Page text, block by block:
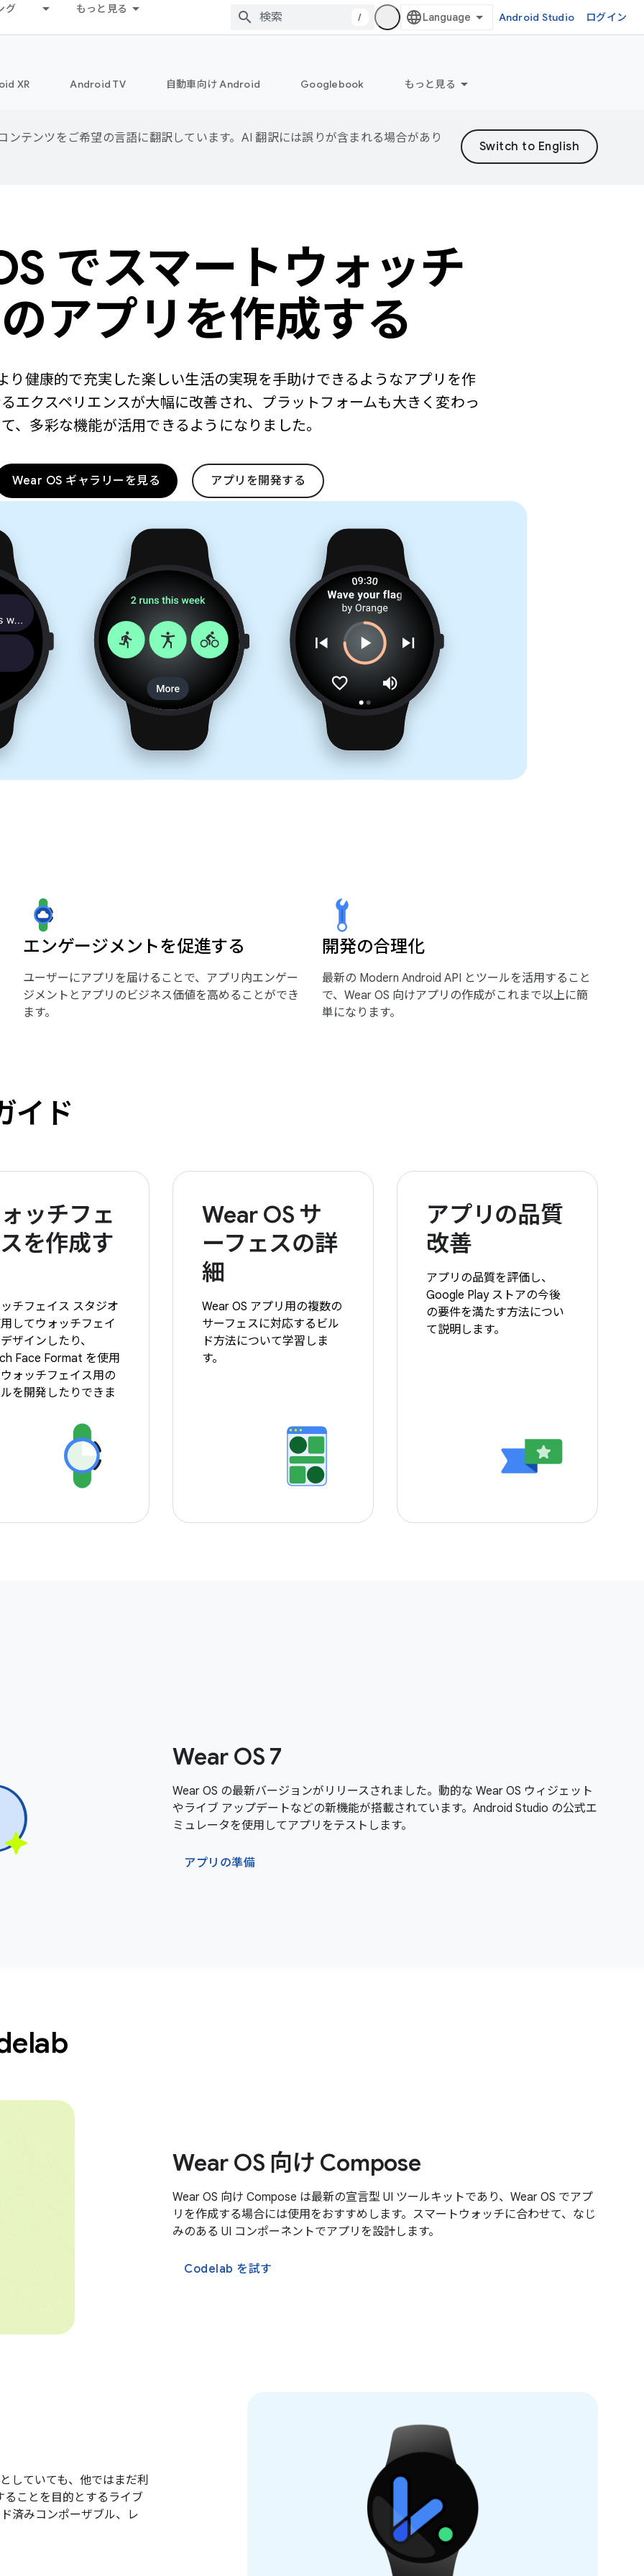
グ もっと見る
/ Android Studio ログイン
XR Android TV 自動車向け Android Googlebook もっと見る
ンテンツをご希望の言語に翻訳しています。AI 翻訳には誤りが含まれる場合があり
でスマートウォッチ
アプリを作成する
り健康的で充実した楽しい生活の実現を手助けできるようなアプリを作
エクスペリエンスが大幅に改善され、プラットフォームも大きく変わっ
て、多彩な機能が活用できるようになりました。
Wear OS ギャラリーを見る アプリを開発する
エンゲージメントを促進する
ユーザーにアプリを届けることで、アプリ内エンゲー
ジメントとアプリのビジネス価値を高めることができ
ます。
開発の合理化
最新の Modern Android API とツールを活用すること
で、Wear OS 向けアプリの作成がこれまで以上に簡
単になります。
イド
ッチフェ
を作成す
チフェイス スタジオ
してウォッチフェイ
ザインしたり、
Face Format を使用
ォッチフェイス用の
を開発したりできま
Wear OS サ
ーフェスの詳
細
Wear OS アプリ用の複数の
サーフェスに対応するビル
ド方法について学習しま
す。
アプリの品質
改善
アプリの品質を評価し、
Google Play ストアの今後
の要件を満たす方法につい
て説明します。
Wear OS 7
Wear OS の最新バージョンがリリースされました。動的な Wear OS ウィジェット
やライブ アップデートなどの新機能が搭載されています。Android Studio の公式エ
ミュレータを使用してアプリをテストします。
アプリの準備
Wear OS 向け Compose
Wear OS 向け Compose は最新の宣言型 UI ツールキットであり、Wear OS でアプ
リを作成する場合には使用をおすすめします。スマートウォッチに合わせて、なじ
みのある UI コンポーネントでアプリを設計します。
Codelab を試す
していても、他ではまだ利
ることを目的とするライブ
済みコンポーザブル、レ